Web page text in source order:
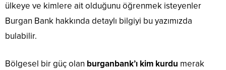
ülkeye ve kimlere ait olduğunu öğrenmek isteyenler
Burgan Bank hakkında detaylı bilgiyi bu yazımızda
bulabilir.
Bölgesel bir güç olan burganbank’ı kim kurdu merak